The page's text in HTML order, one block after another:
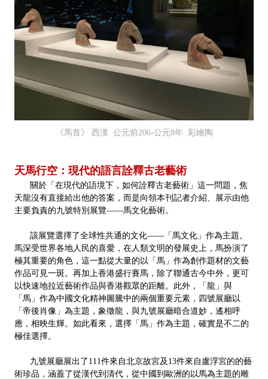
《馬首》 西漢 公元前206-公元8年 彩繪陶
天馬行空：現代的語言詮釋古老藝術
關於「在現代的語境下，如何詮釋古老藝術」這一問題，焦
天龍沒有直接給出他的答案，而是向領本刊記者介紹、展示由他
主要負責的九號特別展覽——馬文化藝術。
該展覽選擇了全球性共通的文化——「馬文化」作為主題。
馬深受世界各地人民的喜愛，在人類文明的發展史上，馬扮演了
極其重要的角色，這一點從大量的以「馬」作為創作題材的文藝
作品可見一斑。再加上香港盛行賽馬，除了聯通古今中外，更可
以快速地拉近藝術作品與香港觀眾的距離。此外，「龍」與
「馬」作為中國文化精神圖騰中的兩個重要元素，四號展廳以
「帝後肖像」為主題，象徵龍，與九號展廳暗合道妙，遙相呼
應，相映生輝。如此看來，選擇「馬」作為主題，確實是不二的
極佳選擇。
九號展廳展出了111件來自北京故宮及13件來自盧浮宮的的藝
術珍品，涵蓋了從漢代到清代，從中國到歐洲的以馬為主題的雕